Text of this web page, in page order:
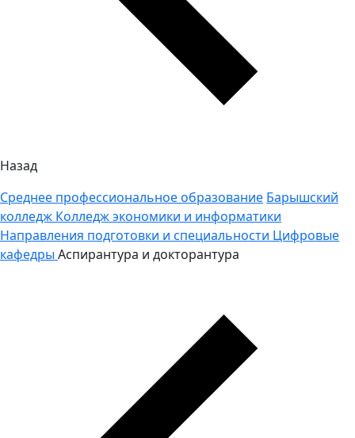
Назад
Среднее профессиональное образование Барышский
колледж Колледж экономики и информатики
Направления подготовки и специальности Цифровые
кафедры Аспирантура и докторантура